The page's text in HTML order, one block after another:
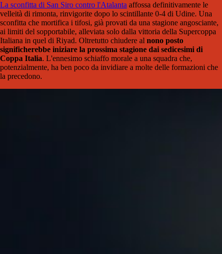
La sconfitta di San Siro contro l'Atalanta affossa definitivamente le
velleità di rimonta, rinvigorite dopo lo scintillante 0-4 di Udine. Una
sconfitta che mortifica i tifosi, già provati da una stagione angosciante,
ai limiti del sopportabile, alleviata solo dalla vittoria della Supercoppa
Italiana in quel di Riyad. Oltretutto chiudere al nono posto
significherebbe iniziare la prossima stagione dai sedicesimi di
Coppa Italia. L'ennesimo schiaffo morale a una squadra che,
potenzialmente, ha ben poco da invidiare a molte delle formazioni che
la precedono.